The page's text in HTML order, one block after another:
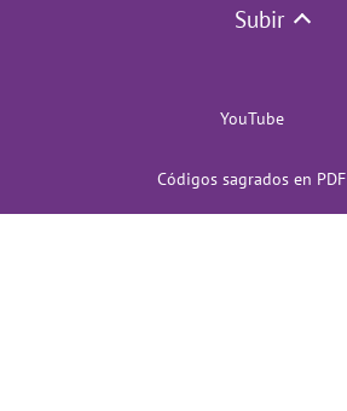
Subir
YouTube
Códigos sagrados en PDF